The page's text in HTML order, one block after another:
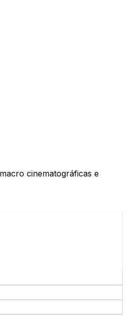
cinematográficas e